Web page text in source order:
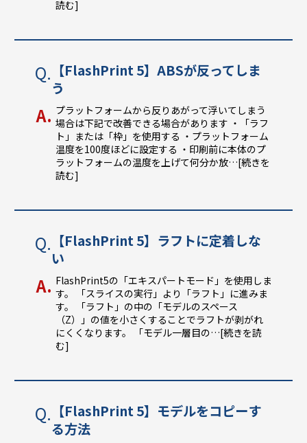
読む]
【FlashPrint 5】ABSが反ってしま
う
プラットフォームから反りあがって浮いてしまう
場合は下記で改善できる場合があります ・「ラフ
ト」または「枠」を使用する ・プラットフォーム
温度を100度ほどに設定する ・印刷前に本体のプ
ラットフォームの温度を上げて何分か放…[続きを
読む]
【FlashPrint 5】ラフトに定着しな
い
FlashPrint5の「エキスパートモード」を使用しま
す。 「スライスの実行」より「ラフト」に進みま
す。 「ラフト」の中の「モデルのスペース
（Z）」の値を小さくすることでラフトが剥がれ
にくくなります。 「モデル一層目の…[続きを読
む]
【FlashPrint 5】モデルをコピーす
る方法